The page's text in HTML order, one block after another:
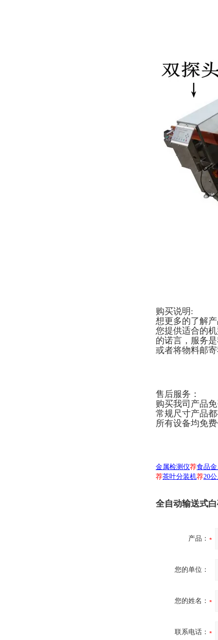
购买说明:
想更多的了解
您提供适合的
的诺言，服务
或者将物料邮
售后服务：
购买我司产品
常规尺寸产品
所有设备均免
金属检测仪荐食品
荐茶叶分装机荐20
全自动输送式
产品：
您的单位：
您的姓名：
联系电话：